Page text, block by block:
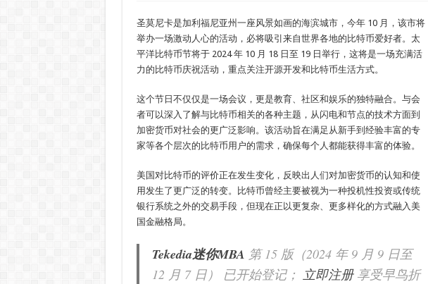
圣莫尼卡是加利福尼亚州一座风景如画的海滨城市，今年 10 月，该市将
举办一场激动人心的活动，必将吸引来自世界各地的比特币爱好者。太
平洋比特币节将于 2024 年 10 月 18 日至 19 日举行，这将是一场充满活
力的比特币庆祝活动，重点关注开源开发和比特币生活方式。
这个节日不仅仅是一场会议，更是教育、社区和娱乐的独特融合。与会
者可以深入了解与比特币相关的各种主题，从闪电和节点的技术方面到
加密货币对社会的更广泛影响。该活动旨在满足从新手到经验丰富的专
家等各个层次的比特币用户的需求，确保每个人都能获得丰富的体验。
美国对比特币的评价正在发生变化，反映出人们对加密货币的认知和使
用发生了更广泛的转变。比特币曾经主要被视为一种投机性投资或传统
银行系统之外的交易手段，但现在正以更复杂、更多样化的方式融入美
国金融格局。
Tekedia迷你MBA 第 15 版（2024 年 9 月 9 日至
12 月 7 日）
已开始登记； 立即注册享受早鸟折